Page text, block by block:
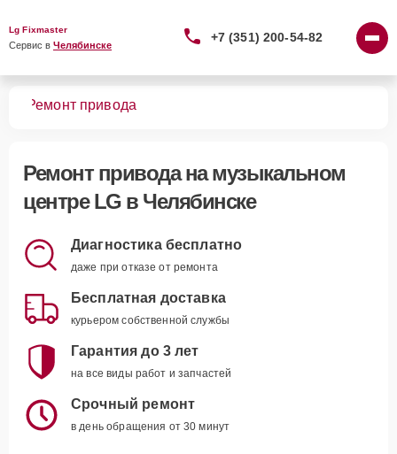
Lg Fixmaster
Сервис в Челябинске
+7 (351) 200-54-82
Ремонт привода
Ремонт приводана музыкальном
центре LG в Челябинске
Диагностика бесплатно
даже при отказе от ремонта
Бесплатная доставка
курьером собственной службы
Гарантия до 3 лет
на все виды работ и запчастей
Срочный ремонт
в день обращения от 30 минут